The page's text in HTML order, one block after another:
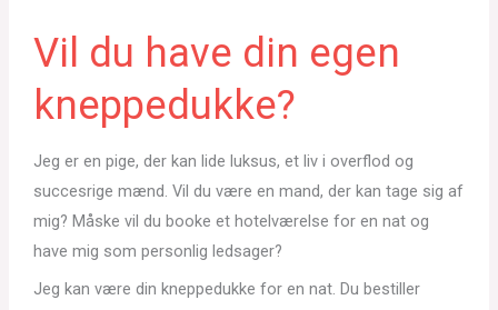
Vil du have din egen
kneppedukke?
Jeg er en pige, der kan lide luksus, et liv i overflod og
succesrige mænd. Vil du være en mand, der kan tage sig af
mig? Måske vil du booke et hotelværelse for en nat og
have mig som personlig ledsager?
Jeg kan være din kneppedukke for en nat. Du bestiller